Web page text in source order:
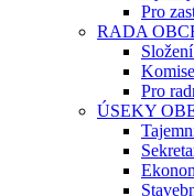
Pro
RADA
Komise
Pro
ÚSEKY